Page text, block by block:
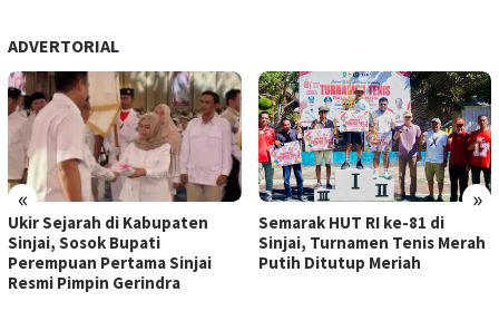
ADVERTORIAL
« »
Ukir Sejarah di Kabupaten
Sinjai, Sosok Bupati
Perempuan Pertama Sinjai
Resmi Pimpin Gerindra
Semarak HUT RI ke-81 di
Sinjai, Turnamen Tenis Merah
Putih Ditutup Meriah